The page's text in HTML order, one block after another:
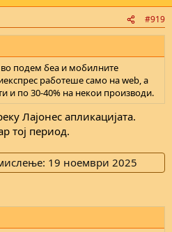
#919
подем беа и мобилните
работеше само на web, а
и по 30-40% на некои производи.
Лајонес апликацијата.
тој период.
19 ноември 2025